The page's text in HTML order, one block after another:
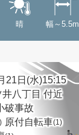
晴 幅～5.5m
21日(水)15:15
八丁目 付近
破事故
原付自転車(1)